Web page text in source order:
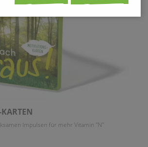
Impulsen für mehr Vitamin "N"